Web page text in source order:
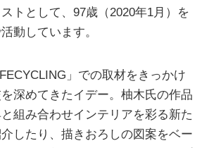
トとして、97歳（2020年1月）を
動しています。
」での取材をきっかけ
深めてきたイデー。柚木氏の作品
組み合わせインテリアを彩る新た
したり、描きおろしの図案をベー